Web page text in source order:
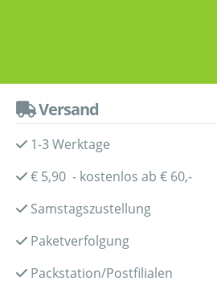
Versand
1-3 Werktage
€ 5,90 - kostenlos ab € 60,-
Samstagszustellung
Paketverfolgung
Packstation/Postfilialen